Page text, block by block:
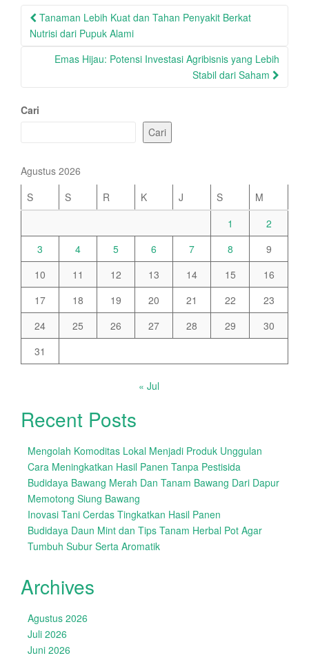
Post
navigation
Tanaman Lebih Kuat dan Tahan Penyakit Berkat
Nutrisi dari Pupuk Alami
Emas Hijau: Potensi Investasi Agribisnis yang Lebih
Stabil dari Saham
Cari
Cari
Agustus 2026
S
S R K J S
M
1
2
3
4 5 6 7 8
9
10
11 12 13 14 15
16
17
18 19 20 21 22
23
24
25 26 27 28 29
30
31
« Jul
Recent Posts
Mengolah Komoditas Lokal Menjadi Produk Unggulan
Cara Meningkatkan Hasil Panen Tanpa Pestisida
Budidaya Bawang Merah Dan Tanam Bawang Dari Dapur
Memotong Siung Bawang
Inovasi Tani Cerdas Tingkatkan Hasil Panen
Budidaya Daun Mint dan Tips Tanam Herbal Pot Agar
Tumbuh Subur Serta Aromatik
Archives
Agustus 2026
Juli 2026
Juni 2026